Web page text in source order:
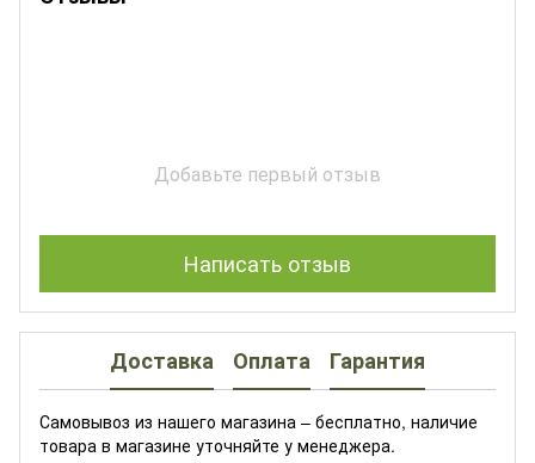
Добавьте первый отзыв
Написать отзыв
Доставка Оплата Гарантия
Самовывоз из нашего магазина – бесплатно, наличие
товара в магазине уточняйте у менеджера.